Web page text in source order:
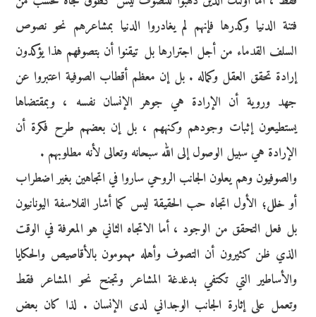
فتنة الدنيا وكدرها فإنهم لم يغادروا الدنيا بمشاعرهم نحو نصوص
السلف القدماء من أجل اجترارها بل تيقنوا أن بتصوفهم هذا يؤكدون
إرادة تحقق العقل وكماله . بل إن معظم أقطاب الصوفية اعتبروا عن
جهد وروية أن الإرادة هي جوهر الإنسان نفسه ، وبمقتضاها
يستطيعون إثبات وجودهم وكنههم ، بل إن بعضهم طرح فكرة أن
الإرادة هي سبيل الوصول إلى الله سبحانه وتعالى لأنه مطلوبهم .
والصوفيون وهم يعلون الجانب الروحي ساروا في اتجاهين بغير اضطراب
أو خلل؛ الأول اتجاه حب الحقيقة ليس كما أشار الفلاسفة اليونانيون
بل فعل التحقق من الوجود ، أما الاتجاه الثاني هو المعرفة في الوقت
الذي ظن كثيرون أن التصوف وأهله مهمومون بالأقاصيص والحكايا
والأساطير التي تكتفي بدغدغة المشاعر وتجنح نحو المشاعر فقط
وتعمل على إثارة الجانب الوجداني لدى الإنسان . لذا كان بعض